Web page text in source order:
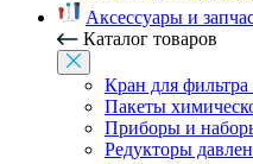
Аксессуары и
Каталог товаров
Кран для
Пакеты
Приборы и
Редукторы